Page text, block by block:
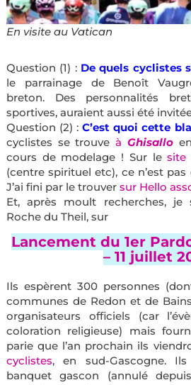
En visite au Vatican
Question (1) : De quels cyclistes
le parrainage de Benoît
breton. Des personnalités
sportives, auraient aussi été
Question (2) :C’est quoi cette
cyclistes se trouveà Ghisalloen
cours de modelage ! Sur lesite
(centre spirituel etc), ce n’est pas
J’ai fini par le trouver sur Hello
Et, après moult recherches, je
Roche du Theil, sur
Lancement du 1er
– 11 juillet
Ils espèrent 300 personnes
communes de Redon et de
organisateurs officiels (car
coloration religieuse) mais
parie que l’an prochain ils
cyclistes, en sud-Gascogne.
banquet gascon (annulé